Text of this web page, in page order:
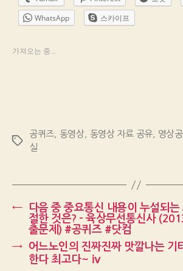
WhatsApp
스카이프
가져오는 중...
Tags
공퀴즈 동영상 동영상 자료 공유 영상
실
←
다음 중 중요통신 내용이 누설되
절한 것은? – 육상무선통신사
출문제) #공퀴즈 #닷컴
→
어느노인의 진짜진짜 맛깔나는 기
한다 최고다~ ⅳ